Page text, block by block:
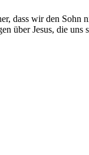
dass wir den Sohn
über Jesus, die uns